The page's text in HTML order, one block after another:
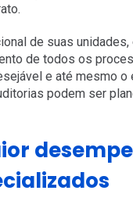
de suas
de todos os
e até mesmo
podem ser